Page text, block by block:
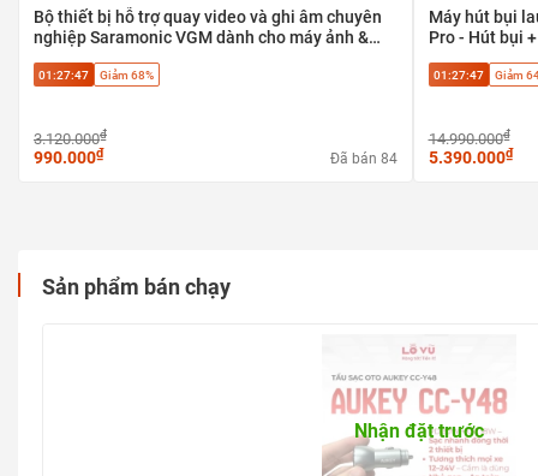
Bộ thiết bị hỗ trợ quay video và ghi âm chuyên
nghiệp Saramonic VGM dành cho máy ảnh &
01:27:47 Giảm 68%
3.120.000₫
990.000₫ Đã bán 84
Máy hút bụi
Pro - Hút bụi
01:27:47 Giảm
14.990.000₫
5.390.000₫
Sản phẩm bán chạy
Nhận đặt trước